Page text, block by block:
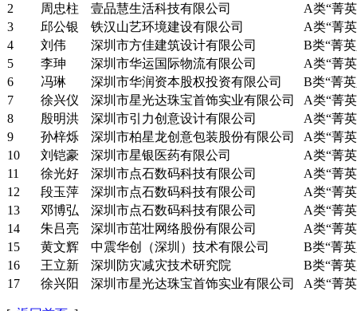
2
周忠柱 壹品慧生活科技有限公司
A类“菁
3
邱公银 铁汉山艺环境建设有限公司
A类“菁
4
刘伟 深圳市方佳建筑设计有限公司
B类“菁
5
李珅 深圳市华运国际物流有限公司
A类“菁
6
冯琳 深圳市华润资本股权投资有限公司
B类“菁
7
徐兴仪 深圳市星光达珠宝首饰实业有限公司
A类“菁
8
殷明洪 深圳市引力创意设计有限公司
A类“菁
9
孙梓烁 深圳市柏星龙创意包装股份有限公司
A类“菁
10
刘铠豪 深圳市星银医药有限公司
A类“菁
11
徐光好 深圳市点石数码科技有限公司
A类“菁
12
段玉萍 深圳市点石数码科技有限公司
A类“菁
13
邓博弘 深圳市点石数码科技有限公司
A类“菁
14
朱吕亮 深圳市茁壮网络股份有限公司
A类“菁
15
黄文辉 中震华创（深圳）技术有限公司
B类“菁
16
王立新 深圳防灾减灾技术研究院
B类“菁
17
徐兴阳 深圳市星光达珠宝首饰实业有限公司 A类“菁